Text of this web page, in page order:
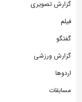
گزارش تصویری
فیلم
گفتگو
گزارش ورزشی
اردوها
مسابقات